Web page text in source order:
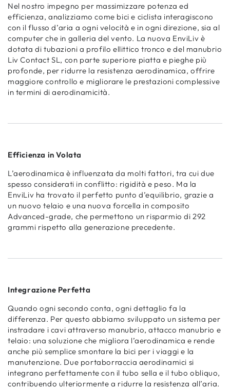
Nel nostro impegno per massimizzare potenza ed
efficienza, analizziamo come bici e ciclista interagiscono
con il flusso d’aria a ogni velocità e in ogni direzione, sia al
computer che in galleria del vento. La nuova EnviLiv è
dotata di tubazioni a profilo ellittico tronco e del manubrio
Liv Contact SL, con parte superiore piatta e pieghe più
profonde, per ridurre la resistenza aerodinamica, offrire
maggiore controllo e migliorare le prestazioni complessive
in termini di aerodinamicità.
Efficienza in Volata
L’aerodinamica è influenzata da molti fattori, tra cui due
spesso considerati in conflitto: rigidità e peso. Ma la
EnviLiv ha trovato il perfetto punto d’equilibrio, grazie a
un nuovo telaio e una nuova forcella in composito
Advanced-grade, che permettono un risparmio di 292
grammi rispetto alla generazione precedente.
Integrazione Perfetta
Quando ogni secondo conta, ogni dettaglio fa la
differenza. Per questo abbiamo sviluppato un sistema per
instradare i cavi attraverso manubrio, attacco manubrio e
telaio: una soluzione che migliora l’aerodinamica e rende
anche più semplice smontare la bici per i viaggi e la
manutenzione. Due portaborraccia aerodinamici si
integrano perfettamente con il tubo sella e il tubo obliquo,
contribuendo ulteriormente a ridurre la resistenza all’aria.